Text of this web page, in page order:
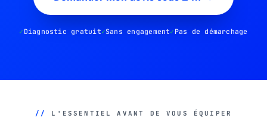
Diagnostic gratuit Sans engagement Pas de démarchage
// L'ESSENTIEL AVANT DE VOUS ÉQUIPER